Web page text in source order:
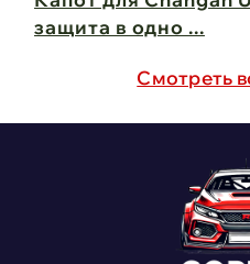
защита в одно ...
Cмотреть